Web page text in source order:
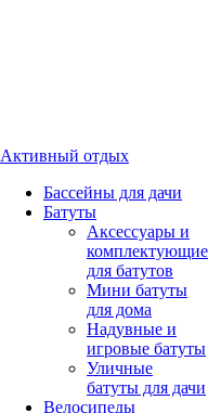
Активный отдых
Бассейны для дачи
Батуты
Аксессуары и
комплектующие
для батутов
Мини батуты
для дома
Надувные и
игровые батуты
Уличные
батуты для дачи
Велосипеды